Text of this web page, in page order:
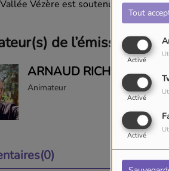
Tout
Activé
Activé
Activé
Vézère est soutenue par
de l’émission
ARNAUD RICHARD
Animateur